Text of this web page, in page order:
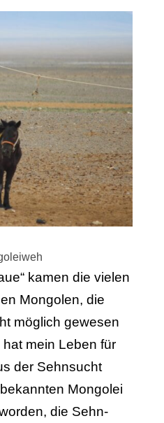
kamen die vielen
Mongolen, die
möglich gewesen
mein Leben für
der Sehn­sucht
Mon­golei
die Sehn­